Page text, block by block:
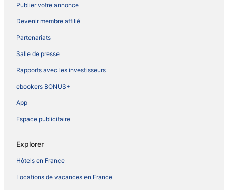
Publier votre annonce
Devenir membre affilié
Partenariats
Salle de presse
Rapports avec les investisseurs
ebookers BONUS+
App
Espace publicitaire
Explorer
Hôtels en France
Locations de vacances en France